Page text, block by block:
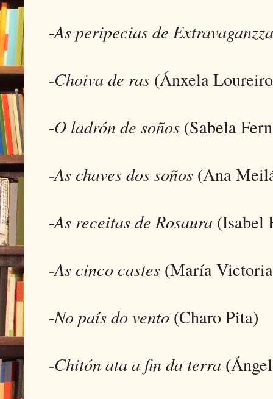
-As peripecias de
-Choiva de ras (Ánxela
-O ladrón de soños (Sabela
-As chaves dos soños (Ana
-As receitas de Rosaura (Isabel
-As cinco castes (María
-No país do vento (Charo Pita)
-Chitón ata a fin da terra